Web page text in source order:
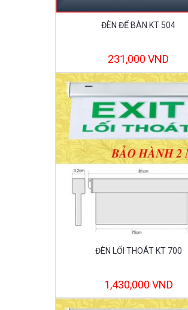
ĐÈN ĐỂ BÀN KT 504
231,000 VND
ĐÈN LỐI THOÁT KT 700
1,430,000 VND